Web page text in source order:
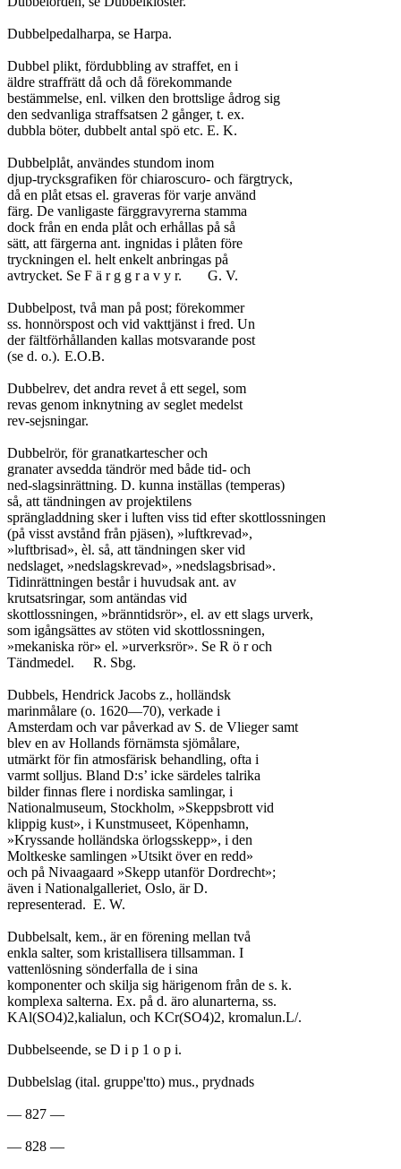
Dubbelpedalharpa, se Harpa.
Dubbel plikt, fördubbling av straffet, en i
äldre straffrätt då och då förekommande
bestämmelse, enl. vilken den brottslige ådrog sig
den sedvanliga straffsatsen 2 gånger, t. ex.
dubbla böter, dubbelt antal spö etc. E. K.
Dubbelplåt, användes stundom inom
djup-trycksgrafiken för chiaroscuro- och färgtryck,
då en plåt etsas el. graveras för varje använd
färg. De vanligaste färggravyrerna stamma
dock från en enda plåt och erhållas på så
sätt, att färgerna ant. ingnidas i plåten före
tryckningen el. helt enkelt anbringas på
avtrycket. Se F ä r g g r a v y r.	G. V.
Dubbelpost, två man på post; förekommer
ss. honnörspost och vid vakttjänst i fred. Un
der fältförhållanden kallas motsvarande post
(se d. o.).	E.O.B.
Dubbelrev, det andra revet å ett segel, som
revas genom inknytning av seglet medelst
rev-sejsningar.
Dubbelrör, för granatkartescher och
granater avsedda tändrör med både tid- och
ned-slagsinrättning. D. kunna inställas (temperas)
så, att tändningen av projektilens
sprängladdning sker i luften viss tid efter skottlossningen
(på visst avstånd från pjäsen), »luftkrevad»,
»luftbrisad», èl. så, att tändningen sker vid
nedslaget, »nedslagskrevad», »nedslagsbrisad».
Tidinrättningen består i huvudsak ant. av
krutsatsringar, som antändas vid
skottlossningen, »bränntidsrör», el. av ett slags urverk,
som igångsättes av stöten vid skottlossningen,
»mekaniska rör» el. »urverksrör». Se R ö r och
Tändmedel.	R. Sbg.
Dubbels, Hendrick Jacobs z., holländsk
marinmålare (o. 1620—70), verkade i
Amsterdam och var påverkad av S. de Vlieger samt
blev en av Hollands förnämsta sjömålare,
utmärkt för fin atmosfärisk behandling, ofta i
varmt solljus. Bland D:s’ icke särdeles talrika
bilder finnas flere i nordiska samlingar, i
Nationalmuseum, Stockholm, »Skeppsbrott vid
klippig kust», i Kunstmuseet, Köpenhamn,
»Kryssande holländska örlogsskepp», i den
Moltkeske samlingen »Utsikt över en redd»
och på Nivaagaard »Skepp utanför Dordrecht»;
även i Nationalgalleriet, Oslo, är D.
representerad.	E. W.
Dubbelsalt, kem., är en förening mellan två
enkla salter, som kristallisera tillsamman. I
vattenlösning sönderfalla de i sina
komponenter och skilja sig härigenom från de s. k.
komplexa salterna. Ex. på d. äro alunarterna, ss.
KAl(SO4)2,kalialun, och KCr(SO4)2, kromalun.L/.
Dubbelseende, se D i p 1 o p i.
Dubbelslag (ital. gruppe'tto) mus., prydnads
— 827 —